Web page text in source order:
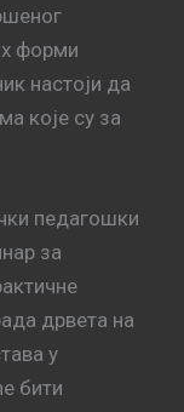
форми
настоји да
које су за
педагошки
за
дрвета на
у
бити